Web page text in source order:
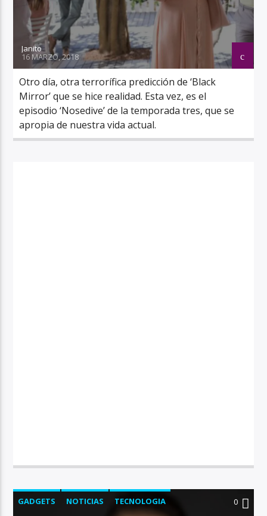
Janito
16 MARZO, 2018
Otro día, otra terrorífica predicción de ‘Black
Mirror’ que se hice realidad. Esta vez, es el
episodio ‘Nosedive’ de la temporada tres, que se
apropia de nuestra vida actual.
GADGETS NOTICIAS TECNOLOGIA 0